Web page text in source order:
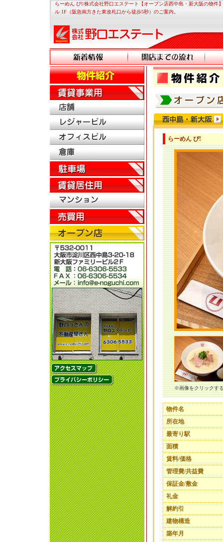
らーめん ぴ!/株式会社野口エステート【オープン店西中島・新大阪の物件
ル 1F（阪急南方きた東改札口から徒歩5秒）のご案内。
らーめん ぴ!
※画像をクリックす
物件名
所在地
最寄り駅
面積
賃料/価格
管理費/共益費
保証金/敷金
礼金
解約引
建物構造
築年月